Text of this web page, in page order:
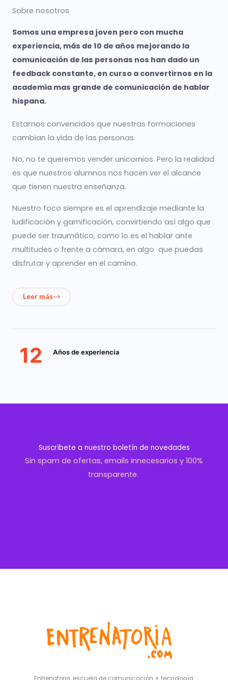
Sobre nosotros
Somos una empresa joven pero con mucha
experiencia, más de 10 de años mejorando la
comunicación de las personas nos han dado un
feedback constante, en curso a convertirnos en la
academia mas grande de comunicación de hablar
hispana.
Estamos convencidos que nuestras formaciones
cambian la vida de las personas.
No, no te queremos vender unicornios. Pero la realidad
es que nuestros alumnos nos hacen ver el alcance
que tienen nuestra enseñanza.
Nuestro foco siempre es el aprendizaje mediante la
ludificación y gamificación, convirtiendo así algo que
puede ser traumático, como lo es el hablar ante
multitudes o frente a cámara, en algo que puedas
disfrutar y aprender en el camino.
Leer más
12 Años de experiencia
Suscríbete a nuestro boletín de novedades
Sin spam de ofertas, emails innecesarios y 100%
transparente.